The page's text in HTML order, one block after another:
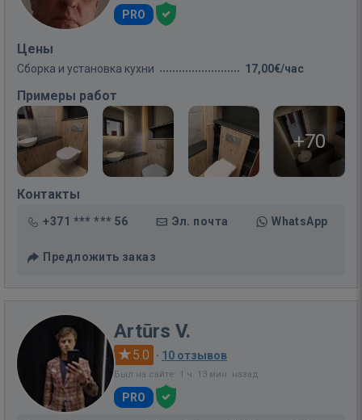
PRO
Цены
Сборка и установка кухни 17,00€/час
Примеры работ
+70
Контакты
+371 *** *** 56 Эл. почта WhatsApp
Предложить заказ
Artūrs V.
5.0 · 10 отзывов
Был на сайте: 1 ч. 13 мин. назад
PRO